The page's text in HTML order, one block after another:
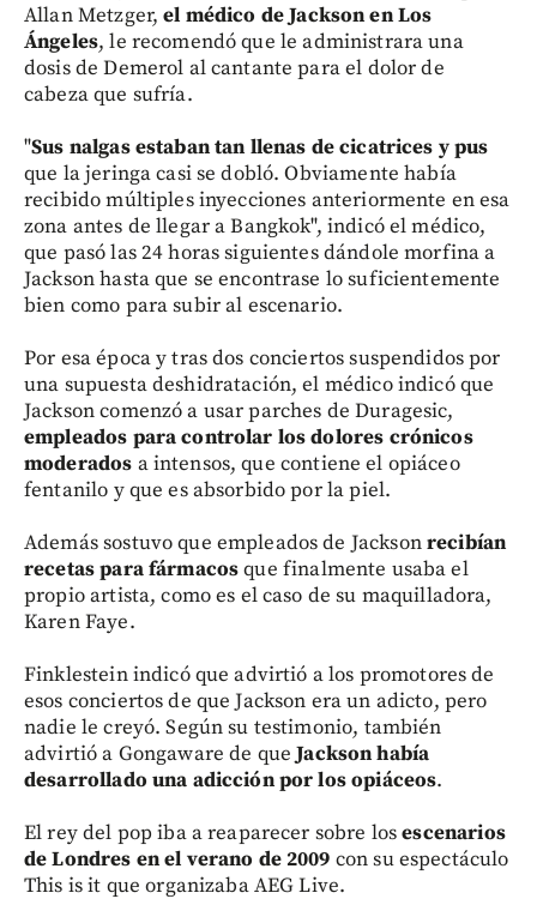
Allan Metzger,el médico de Jackson en Los
Ángeles, le recomendó que le administrara una
dosis de Demerol al cantante para el dolor de
cabeza que sufría.
"Sus nalgas estaban tan llenas de cicatrices y pus
que la jeringa casi se dobló. Obviamente había
recibido múltiples inyecciones anteriormente en esa
zona antes de llegar a Bangkok", indicó el médico,
que pasó las 24 horas siguientes dándole morfina a
Jackson hasta que se encontrase lo suficientemente
bien como para subir al escenario.
Por esa época y tras dos conciertos suspendidos por
una supuesta deshidratación, el médico indicó que
Jackson comenzó a usar parches de Duragesic,
empleados para controlar los dolores crónicos
moderados a intensos, que contiene el opiáceo
fentanilo y que es absorbido por la piel.
Además sostuvo que empleados de Jacksonrecibían
recetas para fármacosque finalmente usaba el
propio artista, como es el caso de su maquilladora,
Karen Faye.
Finklestein indicó que advirtió a los promotores de
esos conciertos de que Jackson era un adicto, pero
nadie le creyó. Según su testimonio, también
advirtió a Gongaware de queJackson había
desarrollado una adicción por los opiáceos.
El rey del pop iba a reaparecer sobre losescenarios
de Londres en el verano de 2009 con su espectáculo
This is it que organizaba AEG Live.